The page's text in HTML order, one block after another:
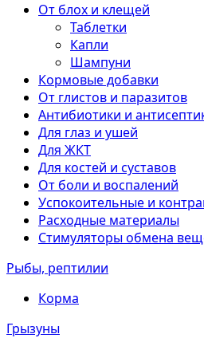
От блох и клещей
Таблетки
Капли
Шампуни
Кормовые добавки
От глистов и паразитов
Антибиотики и
Для глаз и ушей
Для ЖКТ
Для костей и суставов
От боли и воспалений
Успокоительные и
Расходные материалы
Стимуляторы обмена
Рыбы, рептилии
Корма
Грызуны